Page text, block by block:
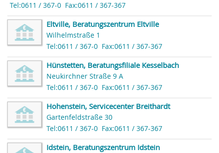
Tel:0611 / 367-0 Fax:0611 / 367-367
Eltville, Beratungszentrum Eltville
Wilhelmstraße 1
Tel:0611 / 367-0 Fax:0611 / 367-367
Hünstetten, Beratungsfiliale Kesselbach
Neukirchner Straße 9 A
Tel:0611 / 367-0 Fax:0611 / 367-367
Hohenstein, Servicecenter Breithardt
Gartenfeldstraße 30
Tel:0611 / 367-0 Fax:0611 / 367-367
Idstein, Beratungszentrum Idstein